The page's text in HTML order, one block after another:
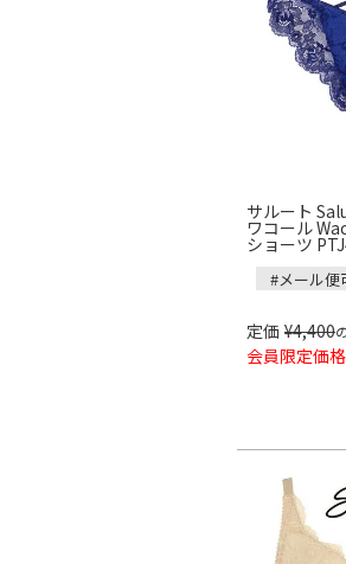
サルート
ワコール
ショーツ
#メール便
定価 ¥4,400
会員限定価格